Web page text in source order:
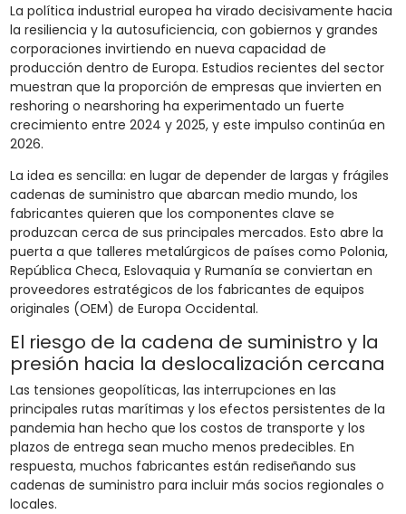
La política industrial europea ha virado decisivamente hacia
la resiliencia y la autosuficiencia, con gobiernos y grandes
corporaciones invirtiendo en nueva capacidad de
producción dentro de Europa. Estudios recientes del sector
muestran que la proporción de empresas que invierten en
reshoring o nearshoring ha experimentado un fuerte
crecimiento entre 2024 y 2025, y este impulso continúa en
2026.
La idea es sencilla: en lugar de depender de largas y frágiles
cadenas de suministro que abarcan medio mundo, los
fabricantes quieren que los componentes clave se
produzcan cerca de sus principales mercados. Esto abre la
puerta a que talleres metalúrgicos de países como Polonia,
República Checa, Eslovaquia y Rumanía se conviertan en
proveedores estratégicos de los fabricantes de equipos
originales (OEM) de Europa Occidental.
El riesgo de la cadena de suministro y la
presión hacia la deslocalización cercana
Las tensiones geopolíticas, las interrupciones en las
principales rutas marítimas y los efectos persistentes de la
pandemia han hecho que los costos de transporte y los
plazos de entrega sean mucho menos predecibles. En
respuesta, muchos fabricantes están rediseñando sus
cadenas de suministro para incluir más socios regionales o
locales.